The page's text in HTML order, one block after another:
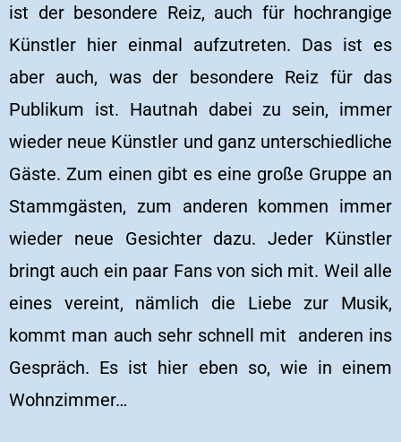
ist der besondere Reiz, auch für hochrangige
Künstler hier einmal aufzutreten. Das ist es
aber auch, was der besondere Reiz für das
Publikum ist. Hautnah dabei zu sein, immer
wieder neue Künstler und ganz unterschiedliche
Gäste. Zum einen gibt es eine große Gruppe an
Stammgästen, zum anderen kommen immer
wieder neue Gesichter dazu. Jeder Künstler
bringt auch ein paar Fans von sich mit. Weil alle
eines vereint, nämlich die Liebe zur Musik,
kommt man auch sehr schnell mit anderen ins
Gespräch. Es ist hier eben so, wie in einem
Wohnzimmer…